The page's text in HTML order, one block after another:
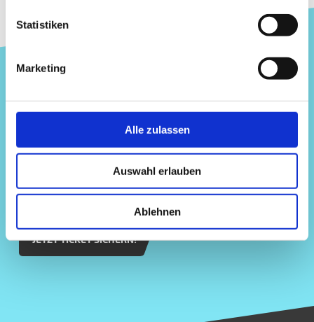
Statistiken
Marketing
Alle zulassen
Auswahl erlauben
Ablehnen
LIECHTENSTEIN
VADUZER-SAAL
JETZT TICKET SICHERN!